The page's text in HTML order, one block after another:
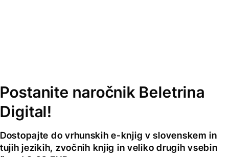
Postanite naročnik Beletrina
Digital!
Dostopajte do vrhunskih e-knjig v slovenskem in
tujih jezikih, zvočnih knjig in veliko drugih vsebin